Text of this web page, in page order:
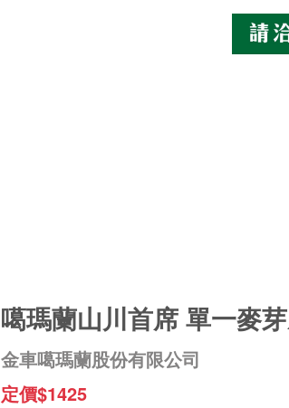
噶瑪蘭山川首席 單一麥
金車噶瑪蘭股份有限公司
定價$1425